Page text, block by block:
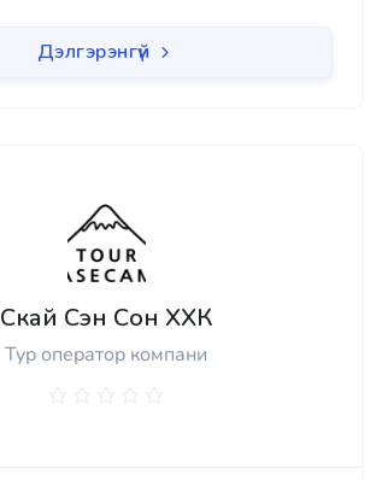
Дэлгэрэнгүй
Скай Сэн Сон ХХК
Тур оператор компани